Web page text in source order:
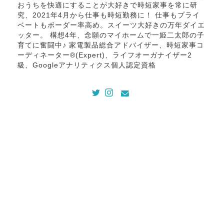
おうちを快適にすることが大好きで時短家事を常に研
究、2021年4月から仕事も時短勤務に！ 仕事もプライ
ベートもボーダー率高め。スイーツ大好きの万年ダイエ
ッター。 構想4年、念願のマイホームで一姫二太郎の子
育てに奮闘中♪ 家電製品総合アドバイザー、時短家事コ
ーディネーター®(Expert)、ライフオーガナイザー2
級、Googleアナリティクス個人認定資格